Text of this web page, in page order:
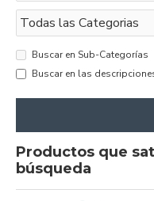
Buscar en Sub-Categorías
Buscar en las
Productos que
búsqueda